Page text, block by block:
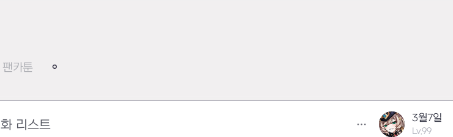
팬카툰
리스트 3월7일
Lv.99